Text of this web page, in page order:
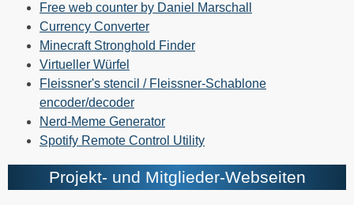
Free web counter by Daniel Marschall
Currency Converter
Minecraft Stronghold Finder
Virtueller Würfel
Fleissner's stencil / Fleissner-Schablone
encoder/decoder
Nerd-Meme Generator
Spotify Remote Control Utility
Projekt- und Mitglieder-Webseiten